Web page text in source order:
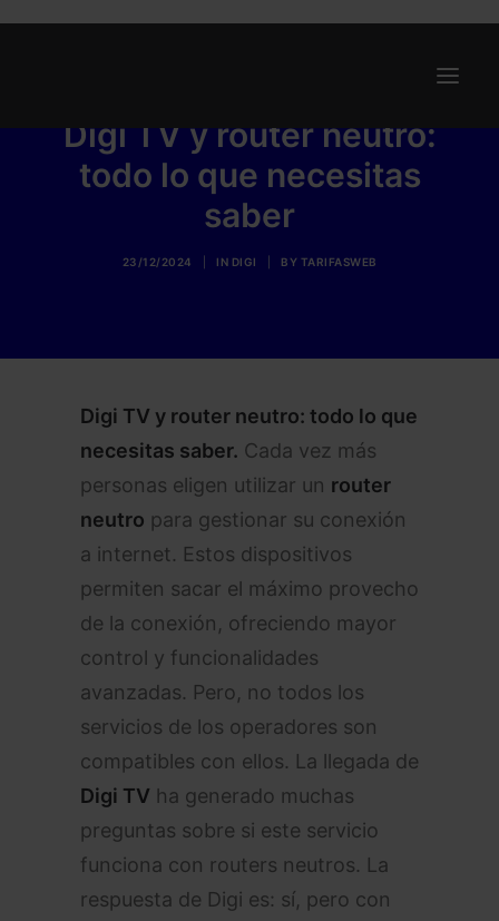
Ofertas
Search
Digi TV y router neutro:
todo lo que necesitas
saber
23/12/2024 IN DIGI BY TARIFASWEB
Digi TV y router neutro: todo lo que
necesitas saber. Cada vez más
personas eligen utilizar un router
neutro para gestionar su conexión
a internet. Estos dispositivos
permiten sacar el máximo provecho
de la conexión, ofreciendo mayor
control y funcionalidades
avanzadas. Pero, no todos los
servicios de los operadores son
compatibles con ellos. La llegada de
Digi TV ha generado muchas
preguntas sobre si este servicio
funciona con routers neutros. La
respuesta de Digi es: sí, pero con